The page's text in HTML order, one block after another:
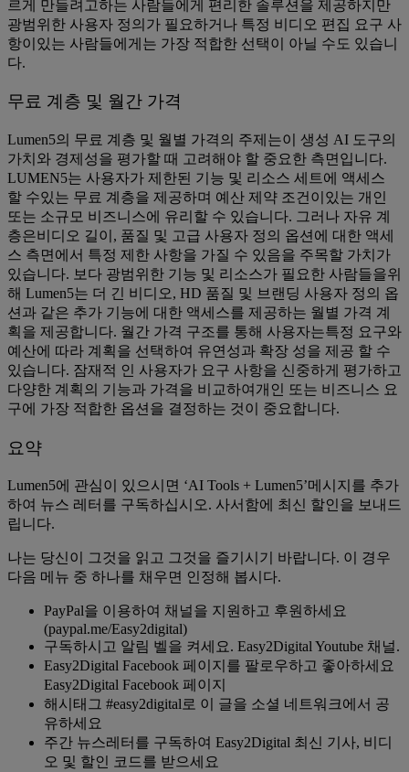
르게 만들려고하는 사람들에게 편리한 솔루션을 제공하지만
광범위한 사용자 정의가 필요하거나 특정 비디오 편집 요구 사
항이있는 사람들에게는 가장 적합한 선택이 아닐 수도 있습니
다.
무료 계층 및 월간 가격
Lumen5의 무료 계층 및 월별 가격의 주제는이 생성 AI 도구의
가치와 경제성을 평가할 때 고려해야 할 중요한 측면입니다.
LUMEN5는 사용자가 제한된 기능 및 리소스 세트에 액세스
할 수있는 무료 계층을 제공하며 예산 제약 조건이있는 개인
또는 소규모 비즈니스에 유리할 수 있습니다. 그러나 자유 계
층은비디오 길이, 품질 및 고급 사용자 정의 옵션에 대한 액세
스 측면에서 특정 제한 사항을 가질 수 있음을 주목할 가치가
있습니다. 보다 광범위한 기능 및 리소스가 필요한 사람들을위
해 Lumen5는 더 긴 비디오, HD 품질 및 브랜딩 사용자 정의 옵
션과 같은 추가 기능에 대한 액세스를 제공하는 월별 가격 계
획을 제공합니다. 월간 가격 구조를 통해 사용자는특정 요구와
예산에 따라 계획을 선택하여 유연성과 확장 성을 제공 할 수
있습니다. 잠재적 인 사용자가 요구 사항을 신중하게 평가하고
다양한 계획의 기능과 가격을 비교하여개인 또는 비즈니스 요
구에 가장 적합한 옵션을 결정하는 것이 중요합니다.
요약
Lumen5에 관심이 있으시면 ‘AI Tools + Lumen5’메시지를 추가
하여 뉴스 레터를 구독하십시오. 사서함에 최신 할인을 보내드
립니다.
나는 당신이 그것을 읽고 그것을 즐기시기 바랍니다. 이 경우
다음 메뉴 중 하나를 채우면 인정해 봅시다.
PayPal을 이용하여 채널을 지원하고 후원하세요
(paypal.me/Easy2digital)
구독하시고 알림 벨을 켜세요. Easy2Digital Youtube 채널.
Easy2Digital Facebook 페이지를 팔로우하고 좋아하세요
Easy2Digital Facebook 페이지
해시태그 #easy2digital로 이 글을 소셜 네트워크에서 공
유하세요
주간 뉴스레터를 구독하여 Easy2Digital 최신 기사, 비디
오 및 할인 코드를 받으세요